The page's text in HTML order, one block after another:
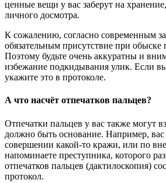
ценные вещи у вас заберут на
личного досмотра.
К сожалению, согласно современным
обязательным присутствие при обыске
Поэтому будьте очень аккуратны и
избежание подкидывания улик. Если
укажите это в протоколе.
А что насчёт отпечатков пальцев?
Отпечатки пальцев у вас также могут
должно быть основание. Например, вас
совершении какой-то кражи, или по
напоминаете преступника, которого
отпечатков пальцев (дактилоскопия)
протокол.